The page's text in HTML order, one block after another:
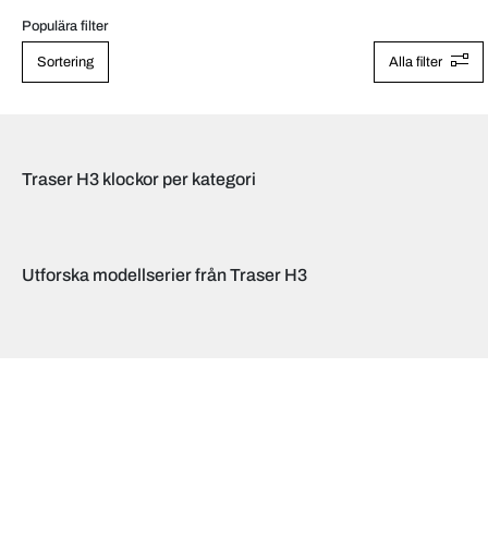
Populära filter
Sortering Alla filter
Traser H3 klockor per kategori
Utforska modellserier från Traser H3